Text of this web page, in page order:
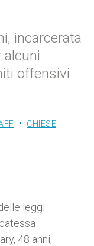
incarcerata
alcuni
offensivi
CHIESE
leggi
48 anni,